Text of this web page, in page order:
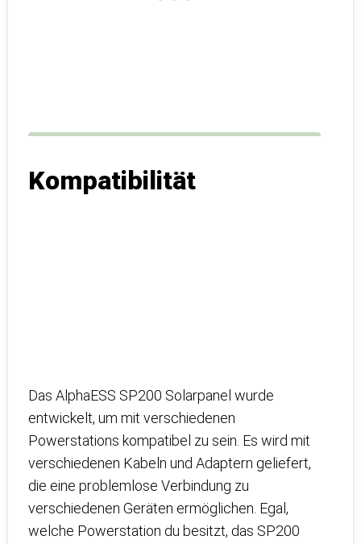
Kompatibilität
Das AlphaESS SP200 Solarpanel wurde
entwickelt, um mit verschiedenen
Powerstations kompatibel zu sein. Es wird mit
verschiedenen Kabeln und Adaptern geliefert,
die eine problemlose Verbindung zu
verschiedenen Geräten ermöglichen. Egal,
welche Powerstation du besitzt, das SP200